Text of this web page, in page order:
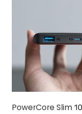
PowerCore Slim